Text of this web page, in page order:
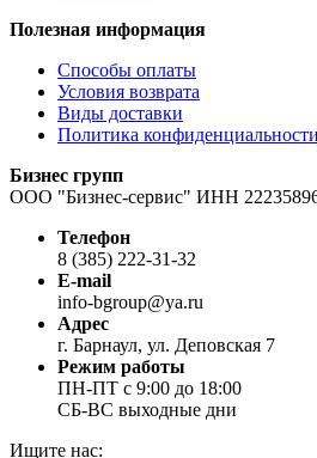
Полезная информация
Способы оплаты
Условия возврата
Виды доставки
Политика конфиденциальности
Бизнес групп
ООО "Бизнес-сервис" ИНН
Телефон
8 (385) 222-31-32
E-mail
info-bgroup@ya.ru
Адрес
г. Барнаул, ул. Деповская 7
Режим работы
ПН-ПТ с 9:00 до 18:00
СБ-ВС выходные дни
Ищите нас: